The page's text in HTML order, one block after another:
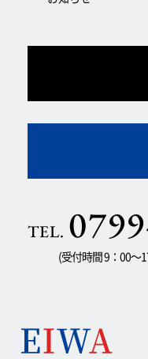
TEL.
(受付時間 9：00